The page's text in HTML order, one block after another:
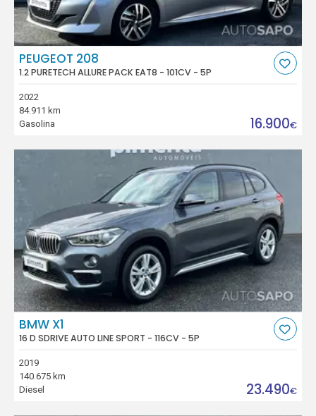
PEUGEOT 208
1.2 PURETECH ALLURE PACK EAT8 - 101CV - 5P
2022
84.911 km
Gasolina
16.900€
BMW X1
16 D SDRIVE AUTO LINE SPORT - 116CV - 5P
2019
140.675 km
Diesel
23.490€